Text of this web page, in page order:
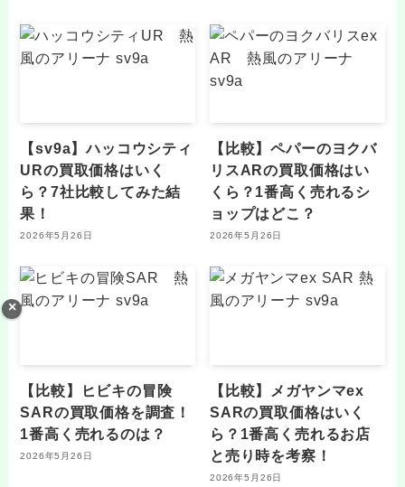
【sv9a】ハッコウシティ
URの買取価格はいく
ら？7社比較してみた結
果！
2026年5月26日
【比較】ペパーのヨクバ
リスARの買取価格はい
くら？1番高く売れるシ
ョップはどこ？
2026年5月26日
【比較】ヒビキの冒険
SARの買取価格を調査！
1番高く売れるのは？
2026年5月26日
【比較】メガヤンマex
SARの買取価格はいく
ら？1番高く売れるお店
と売り時を考察！
2026年5月26日